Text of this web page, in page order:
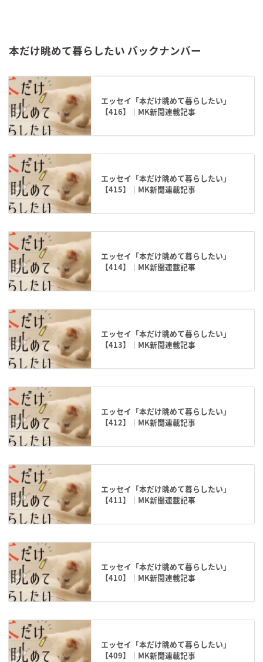
本だけ眺めて暮らしたい バックナンバー
エッセイ「本だけ眺めて暮らしたい」
【416】｜MK新聞連載記事
エッセイ「本だけ眺めて暮らしたい」
【415】｜MK新聞連載記事
エッセイ「本だけ眺めて暮らしたい」
【414】｜MK新聞連載記事
エッセイ「本だけ眺めて暮らしたい」
【413】｜MK新聞連載記事
エッセイ「本だけ眺めて暮らしたい」
【412】｜MK新聞連載記事
エッセイ「本だけ眺めて暮らしたい」
【411】｜MK新聞連載記事
エッセイ「本だけ眺めて暮らしたい」
【410】｜MK新聞連載記事
エッセイ「本だけ眺めて暮らしたい」
【409】｜MK新聞連載記事